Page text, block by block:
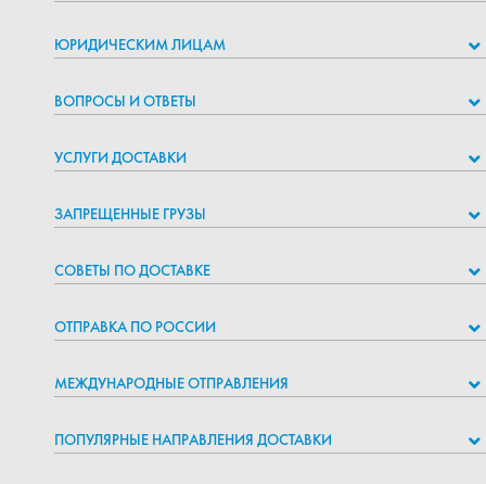
ЮРИДИЧЕСКИМ ЛИЦАМ
ВОПРОСЫ И ОТВЕТЫ
УСЛУГИ ДОСТАВКИ
ЗАПРЕЩЕННЫЕ ГРУЗЫ
СОВЕТЫ ПО ДОСТАВКЕ
ОТПРАВКА ПО РОССИИ
МЕЖДУНАРОДНЫЕ ОТПРАВЛЕНИЯ
ПОПУЛЯРНЫЕ НАПРАВЛЕНИЯ ДОСТАВКИ